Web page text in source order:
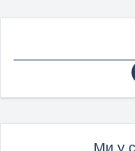
Ми у